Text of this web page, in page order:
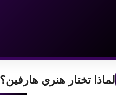
لماذا تختار هنري هارفين؟